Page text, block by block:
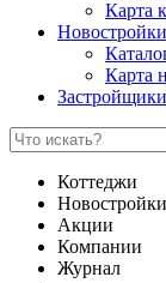
Карта
Новостройки
Карта
Застройщики
Коттеджи
Новостройки
Акции
Компании
Журнал